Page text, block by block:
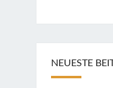
NEUESTE